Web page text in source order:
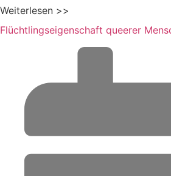
Weiterlesen >>
Flüchtlingseigenschaft queerer